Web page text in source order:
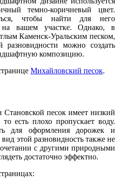
темно-коричневый цвет.
чтобы найти для него
на вашем участке. Однако, в
Каменск-Уральским песком,
можно создать
композицию.
Михайловский песок.
Становской песок имеет низкий
есть плохо пропускает воду.
для оформления дорожек и
этой разновидность также не
с другими природными
достаточно эффектно.